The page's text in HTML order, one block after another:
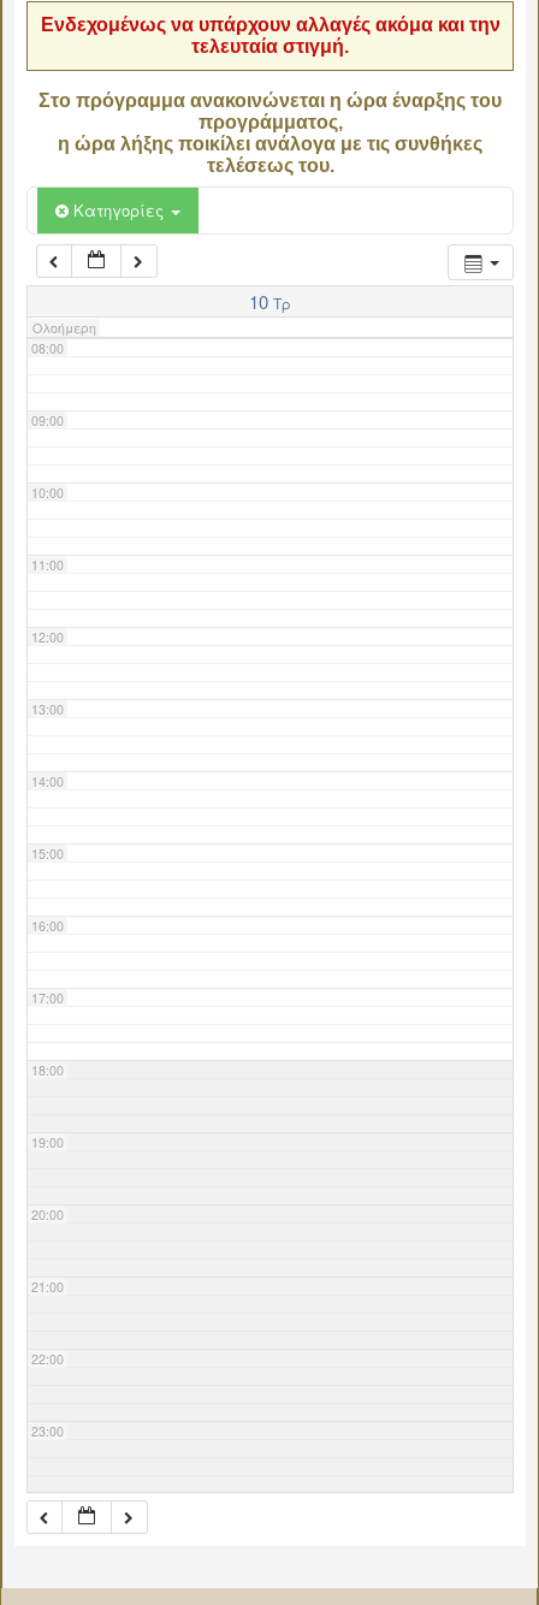
Ενδεχομένως να υπάρχουν αλλαγές ακόμα και την
τελευταία στιγμή.
Στο πρόγραμμα ανακοινώνεται η ώρα έναρξης του
προγράμματος,
η ώρα λήξης ποικίλει ανάλογα με τις συνθήκες
τελέσεως του.
Κατηγορίες
10 Τρ
Ολοήμερη
06:00
07:00
08:00
09:00
10:00
11:00
12:00
13:00
14:00
15:00
16:00
17:00
18:00
19:00
20:00
21:00
22:00
23:00